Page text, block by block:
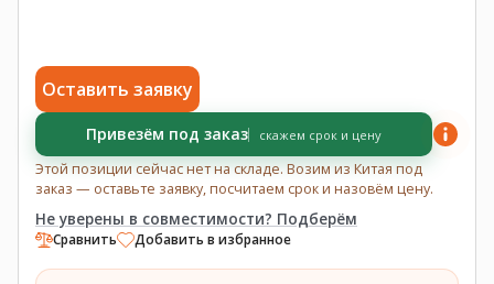
Оставить заявку
Привезём под заказ скажем срок и цену
Этой позиции сейчас нет на складе. Возим из Китая под
заказ — оставьте заявку, посчитаем срок и назовём цену.
Не уверены в совместимости? Подберём
Сравнить Добавить в избранное